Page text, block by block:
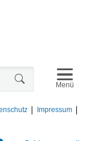
Impressum
Menü